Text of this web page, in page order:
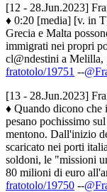
[12 - 28.Jun.2023]
♦ 0:20 [media] [v. in
Grecia e Malta
immigrati nei propri
cl@ndestini a Melilla,
fratotolo/19751 --
[13 - 28.Jun.2023]
♦ Quando dicono che
pesano pochissimo
mentono. Dall'inizio
scaricato nei porti
soldoni, le "missioni
80 milioni di euro
fratotolo/19750 --